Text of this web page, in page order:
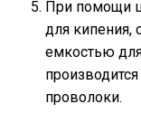
При помощи
для кипения,
емкостью
проволоки.